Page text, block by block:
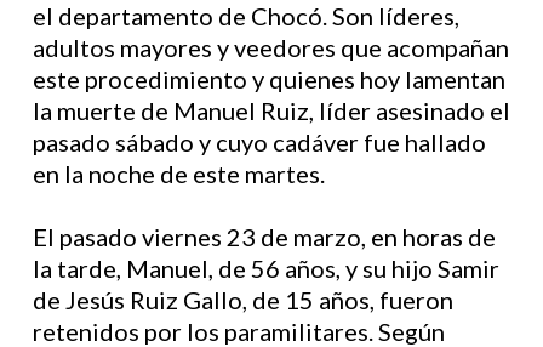
el departamento de Chocó. Son líderes,
adultos mayores y veedores que acompañan
este procedimiento y quienes hoy lamentan
la muerte de Manuel Ruiz, líder asesinado el
pasado sábado y cuyo cadáver fue hallado
en la noche de este martes.
El pasado viernes 23 de marzo, en horas de
la tarde, Manuel, de 56 años, y su hijo Samir
de Jesús Ruiz Gallo, de 15 años, fueron
retenidos por los paramilitares. Según